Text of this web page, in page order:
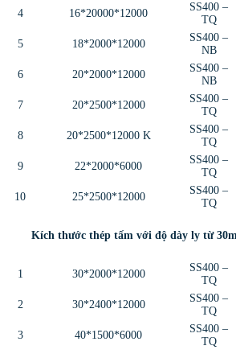
4 16*20000*12000
SS400 –
TQ
5 18*2000*12000
SS400 –
NB
6 20*2000*12000
SS400 –
NB
7 20*2500*12000
SS400 –
TQ
8 20*2500*12000 K
SS400 –
TQ
9 22*2000*6000
SS400 –
TQ
10 25*2500*12000
SS400 –
TQ
Kích thước thép tấm với độ dày ly từ
1 30*2000*12000
SS400 –
TQ
2 30*2400*12000
SS400 –
TQ
3 40*1500*6000
SS400 –
TQ